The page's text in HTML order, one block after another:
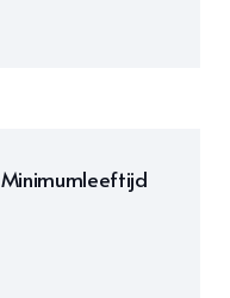
Minimumleeftijd